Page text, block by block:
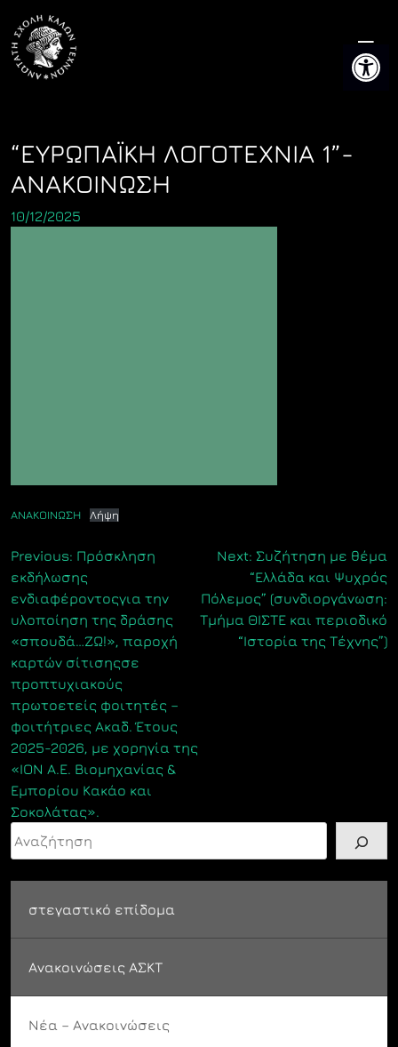
content
“ΕΥΡΩΠΑΪΚΗ ΛΟΓΟΤΕΧΝΙΑ 1”-
ΑΝΑΚΟΙΝΩΣΗ
10/12/2025
ΑΝΑΚΟΙΝΩΣΗ Λήψη
Πλοήγηση
άρθρων
Previous: Πρόσκληση
εκδήλωσης
ενδιαφέροντοςγια την
υλοποίηση της δράσης
«σπουδά…ΖΩ!», παροχή
καρτών σίτισηςσε
προπτυχιακούς
πρωτοετείς φοιτητές –
φοιτήτριες Ακαδ. Έτους
2025-2026, με χορηγία της
«ΙΟΝ Α.Ε. Βιομηχανίας &
Εμπορίου Κακάο και
Σοκολάτας».
Next: Συζήτηση με θέμα
“Ελλάδα και Ψυχρός
Πόλεμος” (συνδιοργάνωση:
Τμήμα ΘΙΣΤΕ και περιοδικό
“Ιστορία της Τέχνης”)
Αναζήτηση
στεγαστικό επίδομα
Ανακοινώσεις ΑΣΚΤ
Νέα – Ανακοινώσεις